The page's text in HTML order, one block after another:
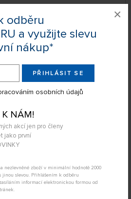
odběru
a využijte slevu
nákup*
PŘIHLÁSIT SE
osobních údajů
K NÁM!
akcí jen pro členy
jako první
nezlevněné zboží v minimální hodnotě 2000
jinou slevou. Přihlášením k odběru
zasíláním informací elektronickou formou od
×
může být u Vás
5ks č.17